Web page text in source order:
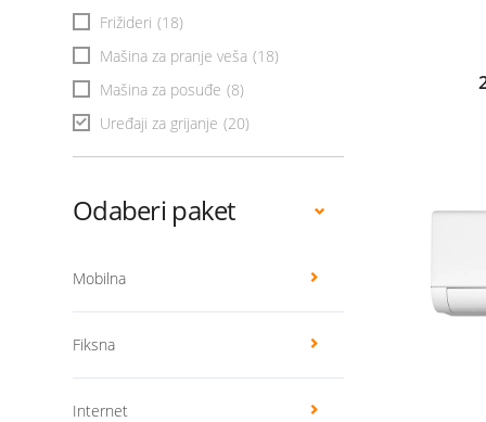
Frižideri (18)
Mašina za pranje veša (18)
Mašina za posuđe (8)
Uređaji za grijanje (20)
Odaberi paket
Mobilna
Fiksna
Internet